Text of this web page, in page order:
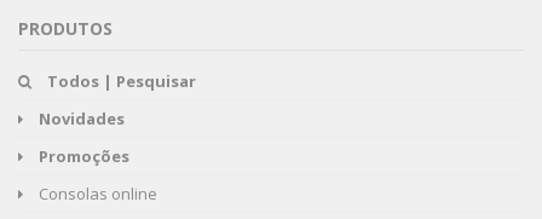
PRODUTOS
Todos | Pesquisar
Novidades
Promoções
Consolas online